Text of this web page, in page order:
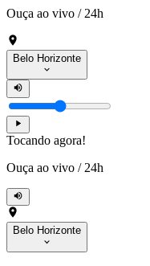
Ouça ao vivo / 24h
Belo Horizonte
Tocando agora!
Ouça ao vivo / 24h
Belo Horizonte